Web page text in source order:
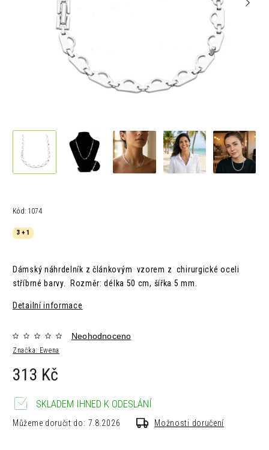
Kód: 1074
3 + 1
Dámský náhrdelník z článkovým vzorem z chirurgické oceli
stříbrné barvy. Rozměr: délka 50 cm, šířka 5 mm.
Detailní informace
Značka: Ewena
Neohodnoceno
313 Kč
SKLADEM IHNED K ODESLÁNÍ
Můžeme doručit do: 7.8.2026 Možnosti doručení